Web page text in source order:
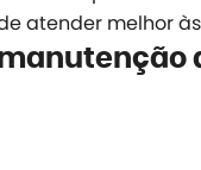
atender melhor